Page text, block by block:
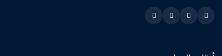
Snapchat
Twitter
Linkedin
Instagram